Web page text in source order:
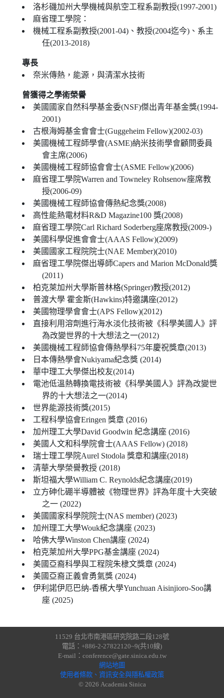
洛杉磯加州大學機械與航空工程系副教授(1997-2001)
麻省理工學院：
機械工程系副教授(2001-04)、教授(2004迄今)、系主
任(2013-2018)
專長
奈米傳熱，能源，與清潔水技術
曾獲得之學術榮譽
美國國家自然科學基金委(NSF)傑出青年基金獎(1994-
2001)
古根海姆基金會會士(Guggeheim Fellow)(2002-03)
美國機械工程師學會(ASME)納米技術學會顧問委員
會主席(2006)
美國機械工程師協會會士(ASME Fellow)(2006)
麻省理工學院Warren and Towneley Rohsenow座席教
授(2006-09)
美國機械工程師協會傳熱紀念獎(2008)
高性能熱電材料R&D Magazine100 獎(2008)
麻省理工學院Carl Richard Soderberg座席教授(2009-)
美國科學促進會會士(AAAS Fellow)(2009)
美國國家工程院院士(NAE Member)(2010)
麻省理工學院傑出導師Capers and Marion McDonald獎
(2011)
柏克萊加州大學斯普林格(Springer)教授(2012)
普渡大學 霍金斯(Hawkins)特邀講座(2012)
美國物理學會會士(APS Fellow)(2012)
直接利用溶劑進行海水淡化技術被《科學美國人》評
為改變世界的十大想法之一(2012)
美國機械工程師協會傳熱學科75年慶祝獎章(2013)
日本傳熱學會Nukiyama紀念獎 (2014)
華中理工大學傑出校友(2014)
電池低溫熱轉換電技術被《科學美國人》評為改變世
界的十大想法之一(2014)
世界能源技術獎(2015)
工程科學協會Eringen 獎章 (2016)
加州理工大學David Goodwin 紀念講座 (2016)
美國人文和科學院會士(AAAS Fellow) (2018)
瑞士理工學院Aurel Stodola 獎章和講座(2018)
清華大學榮譽教授 (2018)
斯坦福大學William C. Reynolds紀念講座(2019)
立方砷化硼半導體被《物理世界》評為年度十大突破
之一 (2022)
美國國家科學院院士(NAS member) (2023)
加州理工大學Wouk紀念講座 (2023)
哈佛大學Winston Chen講座 (2024)
柏克萊加州大學PPG基金講座 (2024)
美國亞裔科學與工程院朱棣文獎章 (2024)
美國亞裔正義會勇氣獎 (2024)
伊利諾伊厄巴纳-香檳大學Yunchuan Aisinjioro-Soo講
座 (2025)
11529 台北市南港區研究院路二段128號
電話：+886-2-27822120~9(共10線)
E-mail：conference@gate.sinica.edu.tw
網站地圖
使用者條款、資訊安全與隱私權政策
© 2026 Academia Sinica